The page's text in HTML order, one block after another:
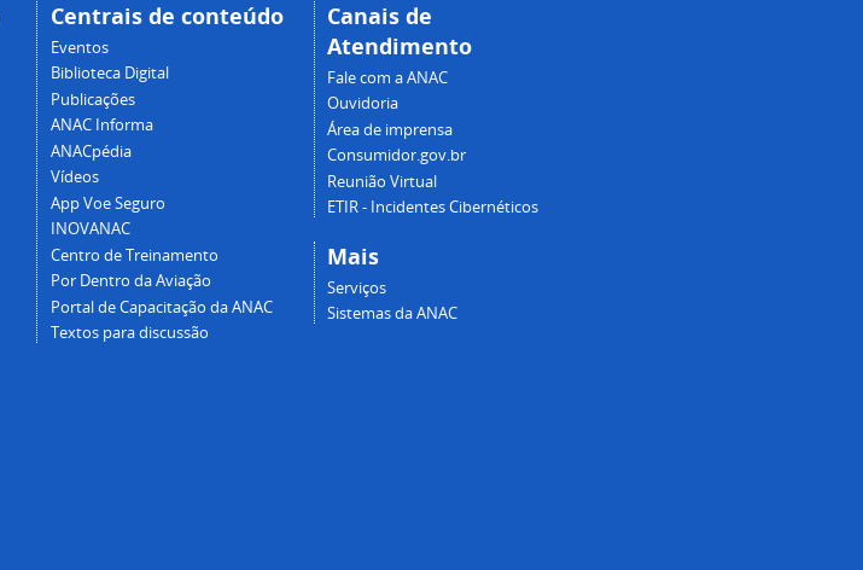
Centrais de conteúdo
Eventos
Biblioteca Digital
Publicações
ANAC Informa
ANACpédia
Vídeos
App Voe Seguro
INOVANAC
Centro de Treinamento
Por Dentro da Aviação
Portal de Capacitação da ANAC
Textos para discussão
Canais de
Atendimento
Fale com a ANAC
Ouvidoria
Área de imprensa
Consumidor.gov.br
Reunião Virtual
ETIR - Incidentes Cibernéticos
Mais
Serviços
Sistemas da ANAC